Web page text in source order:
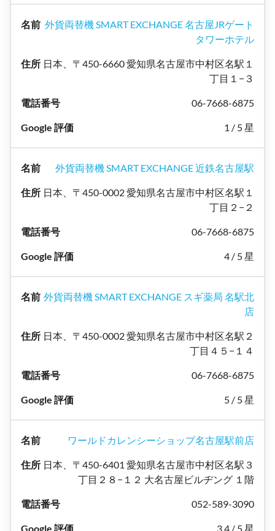
外貨両替機 SMART EXCHANGE 名古屋JRゲート
タワーホテル
日本、〒450-6660 愛知県名古屋市中村区名駅１
丁目１−３
06-7668-6875
1 / 5 星
外貨両替機 SMART EXCHANGE 近鉄名古屋駅
日本、〒450-0002 愛知県名古屋市中村区名駅１
丁目２−２
06-7668-6875
4 / 5 星
外貨両替機 SMART EXCHANGE スギ薬局 名駅北
店
日本、〒450-0002 愛知県名古屋市中村区名駅２
丁目４５−１４
06-7668-6875
5 / 5 星
ワールドカレンシーショップ名古屋駅前店
日本、〒450-6401 愛知県名古屋市中村区名駅３
丁目２８−１２ 大名古屋ビルヂング １階
052-589-3090
3.4 / 5 星